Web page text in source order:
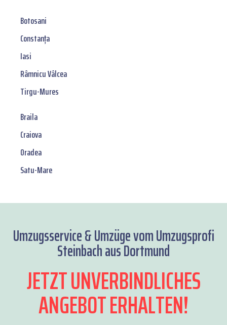
Botosani
Constanța
Iasi
Râmnicu Vâlcea
Tirgu-Mures
Braila
Craiova
Oradea
Satu-Mare
Umzugsservice & Umzüge vom Umzugsprofi
Steinbach aus Dortmund
JETZT UNVERBINDLICHES
ANGEBOT ERHALTEN!